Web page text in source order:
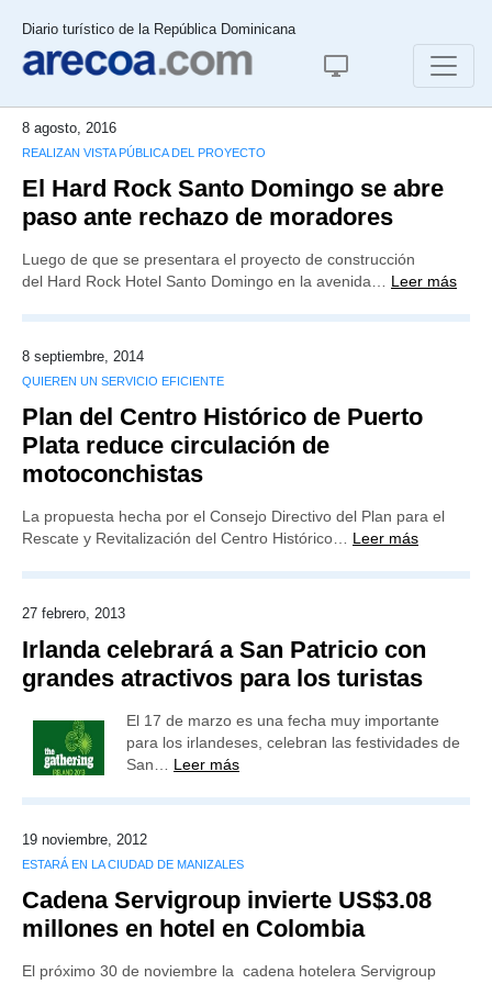
Diario turístico de la República Dominicana
8 agosto, 2016
REALIZAN VISTA PÚBLICA DEL PROYECTO
El Hard Rock Santo Domingo se abre
paso ante rechazo de moradores
Luego de que se presentara el proyecto de construcción
del Hard Rock Hotel Santo Domingo en la avenida… Leer más
8 septiembre, 2014
QUIEREN UN SERVICIO EFICIENTE
Plan del Centro Histórico de Puerto
Plata reduce circulación de
motoconchistas
La propuesta hecha por el Consejo Directivo del Plan para el
Rescate y Revitalización del Centro Histórico… Leer más
27 febrero, 2013
Irlanda celebrará a San Patricio con
grandes atractivos para los turistas
El 17 de marzo es una fecha muy importante
para los irlandeses, celebran las festividades de
San… Leer más
19 noviembre, 2012
ESTARÁ EN LA CIUDAD DE MANIZALES
Cadena Servigroup invierte US$3.08
millones en hotel en Colombia
El próximo 30 de noviembre la cadena hotelera Servigroup